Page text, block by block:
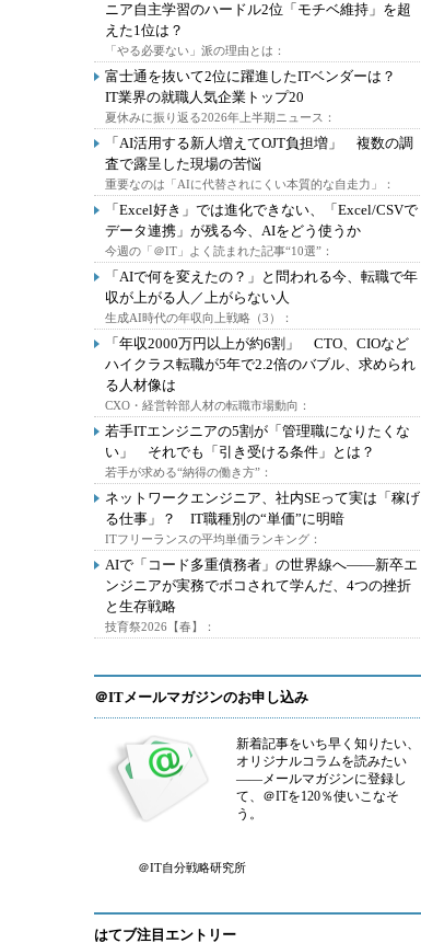
ニア自主学習のハードル2位「モチベ維持」を超
えた1位は？
「やる必要ない」派の理由とは：
富士通を抜いて2位に躍進したITベンダーは？
IT業界の就職人気企業トップ20
夏休みに振り返る2026年上半期ニュース：
「AI活用する新人増えてOJT負担増」 複数の調
査で露呈した現場の苦悩
重要なのは「AIに代替されにくい本質的な自走力」：
「Excel好き」では進化できない、「Excel/CSVで
データ連携」が残る今、AIをどう使うか
今週の「＠IT」よく読まれた記事“10選”：
「AIで何を変えたの？」と問われる今、転職で年
収が上がる人／上がらない人
生成AI時代の年収向上戦略（3）：
「年収2000万円以上が約6割」 CTO、CIOなど
ハイクラス転職が5年で2.2倍のバブル、求められ
る人材像は
CXO・経営幹部人材の転職市場動向：
若手ITエンジニアの5割が「管理職になりたくな
い」 それでも「引き受ける条件」とは？
若手が求める“納得の働き方”：
ネットワークエンジニア、社内SEって実は「稼げ
る仕事」？ IT職種別の“単価”に明暗
ITフリーランスの平均単価ランキング：
AIで「コード多重債務者」の世界線へ――新卒エ
ンジニアが実務でボコされて学んだ、4つの挫折
と生存戦略
技育祭2026【春】：
＠ITメールマガジンのお申し込み
新着記事をいち早く知りたい、
オリジナルコラムを読みたい
――メールマガジンに登録し
て、＠ITを120％使いこなそ
う。
＠IT自分戦略研究所
はてブ注目エントリー